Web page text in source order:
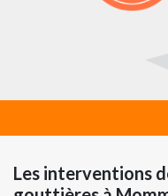
Les interventions